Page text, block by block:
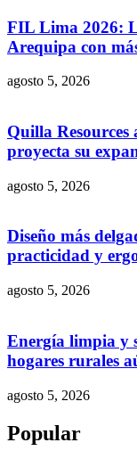
FIL Lima 2026:
Arequipa con
agosto 5, 2026
Quilla Resources
proyecta su
agosto 5, 2026
Diseño más
practicidad y
agosto 5, 2026
Energía limpia y
hogares rurales
agosto 5, 2026
Popular